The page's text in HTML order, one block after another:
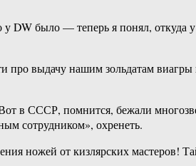
у DW было — теперь я понял, откуда
про выдачу нашим зольдатам
в СССР, помнится, бежали
сотрудником», охренеть.
ножей от кизлярских мастеров!